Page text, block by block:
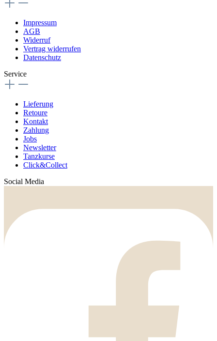
Impressum
AGB
Widerruf
Vertrag widerrufen
Datenschutz
Service
Lieferung
Retoure
Kontakt
Zahlung
Jobs
Newsletter
Tanzkurse
Click&Collect
Social Media